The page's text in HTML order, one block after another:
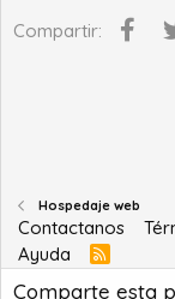
Compartir:
Hospedaje web
Contactanos
Ayuda
R
S
S
Comparte esta